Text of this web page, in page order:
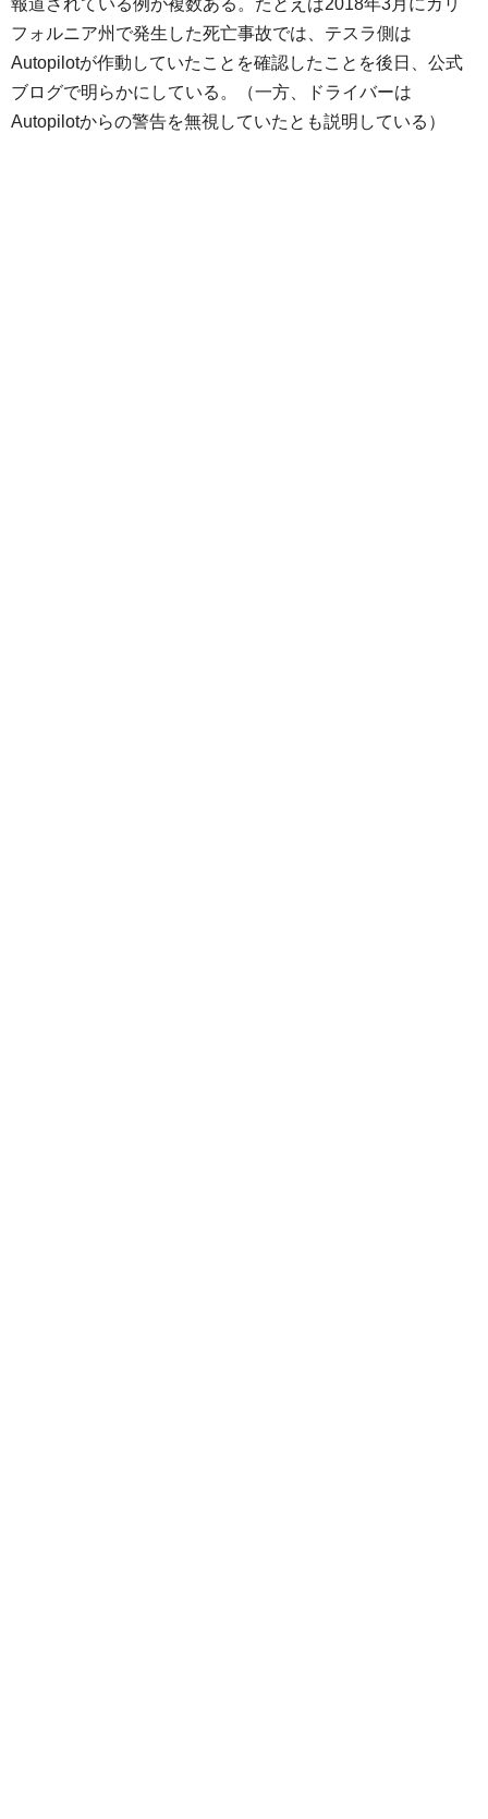
フォルニア州で発生した死亡事故では、テスラ側は
Autopilotが作動していたことを確認したことを後日、公式
ブログで明らかにしている。（一方、ドライバーは
Autopilotからの警告を無視していたとも説明している）